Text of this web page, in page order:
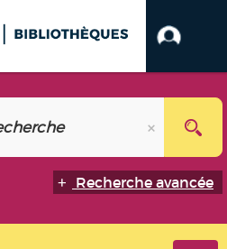
Recherche avancée